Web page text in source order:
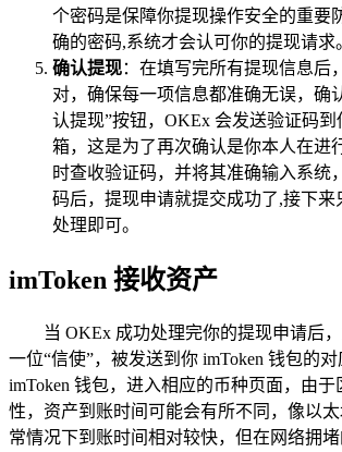
个密码是保障你提现操作安全的重要
确的密码,系统才会认可你的提现请求
确认提现：在填写完所有提现信息后
对，确保每一项信息都准确无误，确
认提现”按钮，OKEx 会发送验证码
箱，这是为了再次确认是你本人在进
时查收验证码，并将其准确输入系统
码后，提现申请就提交成功了,接下来
处理即可。
imToken 接收资产
当 OKEx 成功处理完你的提现申请后
一位“信使”，被发送到你 imToken 钱包的
imToken 钱包，进入相应的币种页面，由
性，资产到账时间可能会有所不同，像以
常情况下到账时间相对较快，但在网络拥